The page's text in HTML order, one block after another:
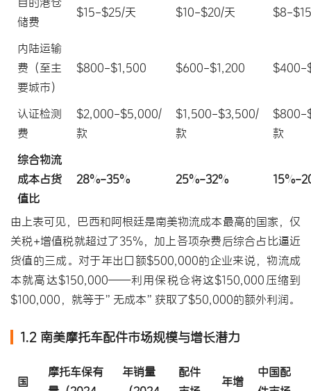
储费
$15-$25/天 $10-$20/天 $8-
内陆运输
费（至主
要城市）
$800-$1,500 $600-$1,200 $400-
认证检测
费
$2,000-$5,000/
款
$1,500-$3,500/
款
$800-
款
综合物流
成本占货
值比
28%-35% 25%-32% 15%-
由上表可见，巴西和阿根廷是南美物流成本最高的国家，仅
关税+增值税就超过了35%，加上各项杂费后综合占比逼近
货值的三成。对于年出口额$500,000的企业来说，物流成
本就高达$150,000——利用保税仓将这$150,000压缩到
$100,000，就等于”无成本”获取了$50,000的额外利润。
1.2 南美摩托车配件市场规模与增长潜力
国
摩托车保有
年销量
配件
年增
中国配